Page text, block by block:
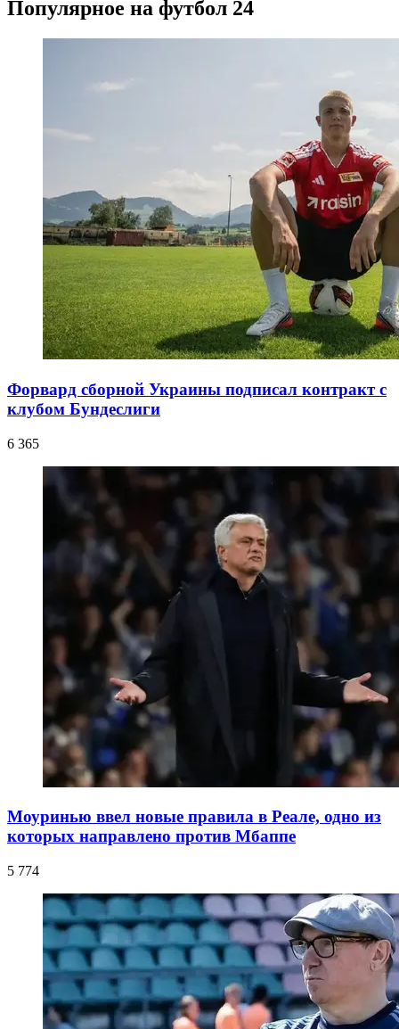
Популярное на футбол 24
Форвард сборной Украины подписал контракт с
клубом Бундеслиги
6 365
Моуринью ввел новые правила в Реале, одно из
которых направлено против Мбаппе
5 774